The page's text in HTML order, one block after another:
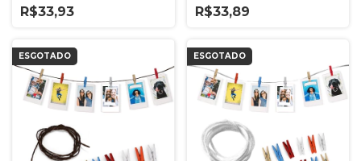
R$33,93 R$33,89
ESGOTADO ESGOTADO